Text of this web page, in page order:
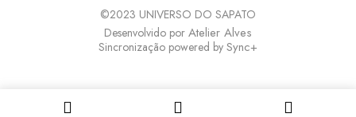
©2023 UNIVERSO DO SAPATO
Desenvolvido por Atelier Alves
Sincronização powered by Sync+